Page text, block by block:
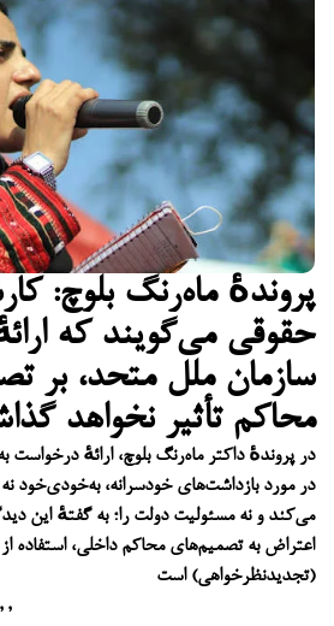
پروندهٔ ماه‌رنگ بلوچ:
حقوقی می‌گویند که
سازمان ملل متحد، بر
محاکم تأثیر نخواهد
در پروندهٔ داکتر ماه‌رنگ بلوچ، ارائهٔ درخواست
در مورد بازداشت‌های خودسرانه، به‌خودی‌خود
می‌کند و نه مسئولیت دولت را؛ به گفتهٔ این
اعتراض به تصمیم‌های محاکم داخلی، استفاده
(تجدیدنظرخواهی) است
, ,